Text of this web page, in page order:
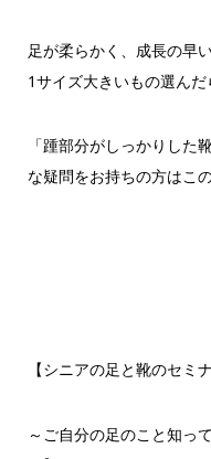
足が柔らかく、成長の早
1サイズ大きいもの選んだ
「踵部分がしっかりした
な疑問をお持ちの方はこ
【シニアの足と靴のセミ
～ご自分の足のこと知っ